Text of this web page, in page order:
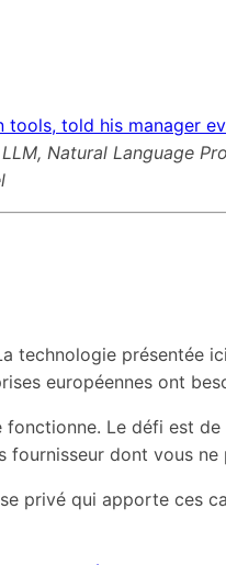
told his manager
LLM, Natural Language
présentée
européennes ont
Le défi est
fournisseur dont vous
privé qui apporte ces